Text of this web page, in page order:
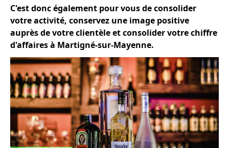
C'est donc également pour vous de consolider
votre activité, conservez une image positive
auprès de votre clientèle et consolider votre chiffre
d'affaires à Martigné-sur-Mayenne.